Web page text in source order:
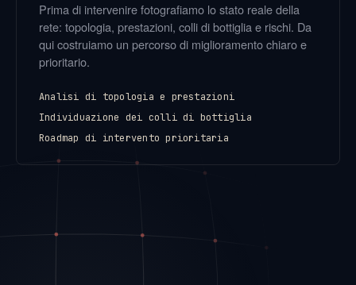
Prima di intervenire fotografiamo lo stato reale della
rete: topologia, prestazioni, colli di bottiglia e rischi. Da
qui costruiamo un percorso di miglioramento chiaro e
prioritario.
Analisi di topologia e prestazioni
Individuazione dei colli di bottiglia
Roadmap di intervento prioritaria